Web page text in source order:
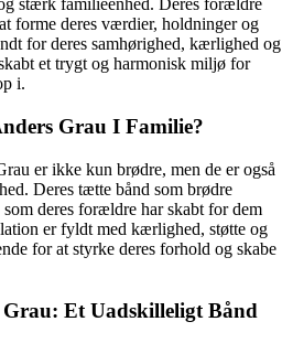
stærk familieenhed. Deres forældre
forme deres værdier, holdninger og
for deres samhørighed, kærlighed og
et trygt og harmonisk miljø for
i.
Grau I Familie?
er ikke kun brødre, men de er også
Deres tætte bånd som brødre
deres forældre har skabt for dem
er fyldt med kærlighed, støtte og
for at styrke deres forhold og skabe
Et Uadskilleligt Bånd